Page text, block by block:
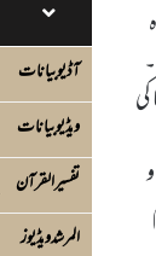
آڈیو بیانات
ویڈیو بیانات
تفسیرالقرآن
المرشد ویڈیوز
و